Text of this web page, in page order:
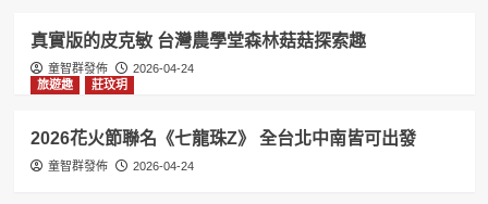
真實版的皮克敏 台灣農學堂森林菇菇探索趣
童智群發佈
2026-04-24
旅遊趣
莊玟玥
2026花火節聯名《七龍珠Z》 全台北中南皆可出發
童智群發佈 2026-04-24